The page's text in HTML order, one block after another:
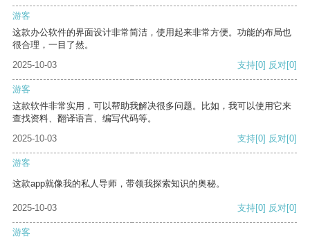
游客
这款办公软件的界面设计非常简洁，使用起来非常方便。功能的布局也
很合理，一目了然。
2025-10-03
支持[0] 反对[0]
游客
这款软件非常实用，可以帮助我解决很多问题。比如，我可以使用它来
查找资料、翻译语言、编写代码等。
2025-10-03
支持[0] 反对[0]
游客
这款app就像我的私人导师，带领我探索知识的奥秘。
2025-10-03 支持[0] 反对[0]
游客